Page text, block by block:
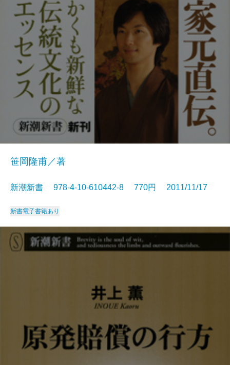
笹岡隆甫／著
新潮新書 978-4-10-610442-8 770円 2011/11/17
新書電子書籍あり